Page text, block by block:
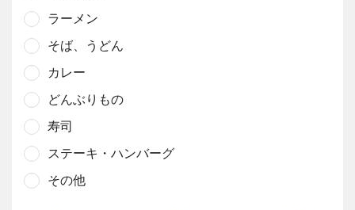
ラーメン
そば、うどん
カレー
どんぶりもの
寿司
ステーキ・ハンバーグ
その他